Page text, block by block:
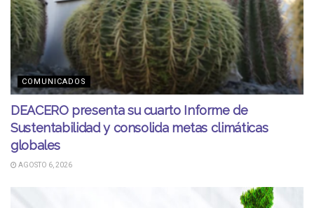
COMUNICADOS
DEACERO presenta su cuarto Informe de
Sustentabilidad y consolida metas climáticas
globales
AGOSTO 6, 2026